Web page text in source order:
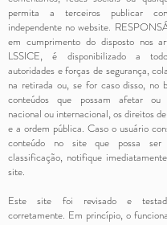
permita a terceiros publicar
independente no website.
em cumprimento do disposto nos
LSSICE, é disponibilizado a
autoridades e forças de segurança,
na retirada ou, se for caso disso, no
conteúdos que possam afetar ou
nacional ou internacional, os direitos
e a ordem pública. Caso o usuário
conteúdo no site que possa ser
classificação, notifique
site.
Este site foi revisado e
corretamente. Em princípio, o